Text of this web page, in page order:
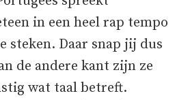
in een heel rap tempo
steken. Daar snap jij dus
de andere kant zijn ze
wat taal betreft.